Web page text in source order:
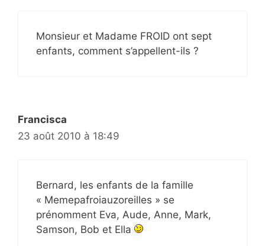
Monsieur et Madame FROID ont sept
enfants, comment s’appellent-ils ?
Francisca
23 août 2010 à 18:49
Bernard, les enfants de la famille
« Memepafroiauzoreilles » se
prénomment Eva, Aude, Anne, Mark,
Samson, Bob et Ella